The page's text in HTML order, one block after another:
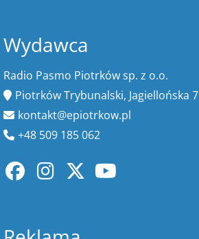
Wydawca
Radio Pasmo Piotrków sp. z o.o.
Piotrków Trybunalski, Jagiellońska 7
kontakt@epiotrkow.pl
+48 509 185 062